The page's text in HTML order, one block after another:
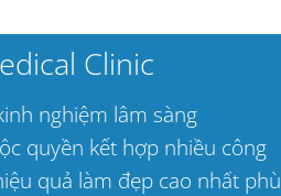
Clinic
nghiệm lâm sàng
quyền kết hợp nhiều công
quả làm đẹp cao nhất phù